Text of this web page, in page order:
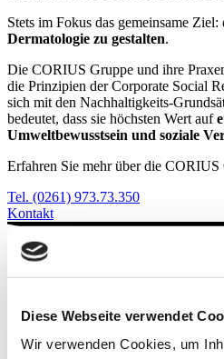
Diese Webseite verwendet
Wir verwenden Cookies, um
Stets im Fokus das gemeinsame Ziel:
Dermatologie zu gestalten.
Die CORIUS Gruppe und ihre
die Prinzipien der Corporate Social
sich mit den Nachhaltigkeits-
bedeutet, dass sie höchsten Wert auf
Umweltbewusstsein und soziale
Erfahren Sie mehr über die CORIUS
Tel. (0261) 973.73.350
Kontakt
Wir freuen uns auf Sie.